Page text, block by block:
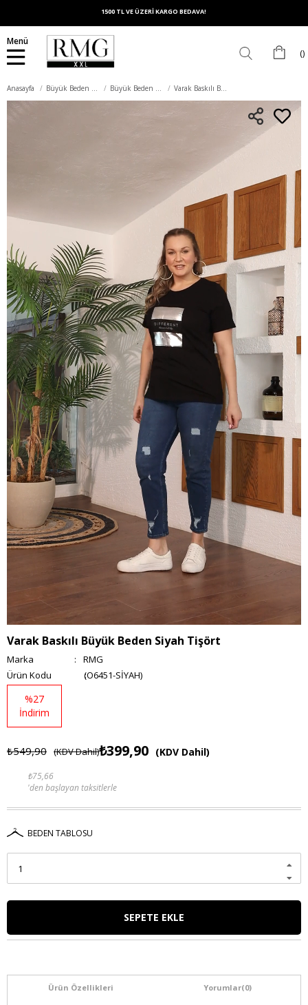
1500 TL VE ÜZERİ KARGO BEDAVA!
Menü
Anasayfa Büyük Beden Üst Giyim Büyük Beden Tişört Varak Baskılı Büyük Beden Siyah Tişört
Varak Baskılı Büyük Beden Siyah Tişört
Marka :
RMG
(O6451-SİYAH)
%27
İndirim
₺549,90 (KDV Dahil)₺399,90 (KDV Dahil)
₺75,66
'den başlayan taksitlerle
BEDEN TABLOSU
Ürün Özellikleri Yorumlar(0)